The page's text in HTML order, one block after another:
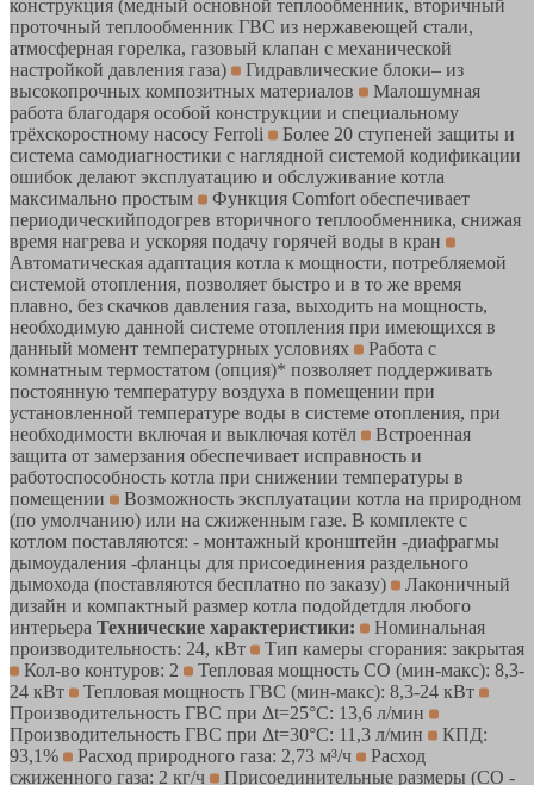
конструкция (медный основной теплообменник, вторичный
проточный теплообменник ГВС из нержавеющей стали,
атмосферная горелка, газовый клапан с механической
настройкой давления газа)
Гидравлические блоки– из
высокопрочных композитных материалов
Малошумная
работа благодаря особой конструкции и специальному
трёхскоростному насосу Ferroli
Более 20 ступеней защиты и
система самодиагностики с наглядной системой кодификации
ошибок делают эксплуатацию и обслуживание котла
максимально простым
Функция Comfort обеспечивает
периодическийподогрев вторичного теплообменника, снижая
время нагрева и ускоряя подачу горячей воды в кран
Автоматическая адаптация котла к мощности, потребляемой
системой отопления, позволяет быстро и в то же время
плавно, без скачков давления газа, выходить на мощность,
необходимую данной системе отопления при имеющихся в
данный момент температурных условиях
Работа с
комнатным термостатом (опция)* позволяет поддерживать
постоянную температуру воздуха в помещении при
установленной температуре воды в системе отопления, при
необходимости включая и выключая котёл
Встроенная
защита от замерзания обеспечивает исправность и
работоспособность котла при снижении температуры в
помещении
Возможность эксплуатации котла на природном
(по умолчанию) или на сжиженным газе. В комплекте с
котлом поставляются: - монтажный кронштейн -диафрагмы
дымоудаления -фланцы для присоединения раздельного
дымохода (поставляются бесплатно по заказу)
Лаконичный
дизайн и компактный размер котла подойдетдля любого
интерьера Технические характеристики:
Номинальная
производительность: 24, кВт
Тип камеры сгорания: закрытая
Кол-во контуров: 2
Тепловая мощность СО (мин-макс): 8,3-
24 кВт
Тепловая мощность ГВС (мин-макс): 8,3-24 кВт
Производительность ГВС при Δt=25°C: 13,6 л/мин
Производительность ГВС при Δt=30°C: 11,3 л/мин
КПД:
93,1%
Расход природного газа: 2,73 м³/ч
Расход
сжиженного газа: 2 кг/ч
Присоединительные размеры (СО -